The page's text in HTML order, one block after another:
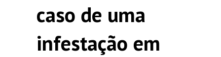
caso de uma
infestação em